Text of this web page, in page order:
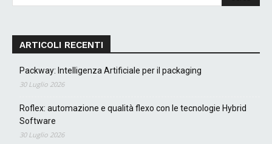
ARTICOLI RECENTI
Packway: Intelligenza Artificiale per il packaging
30 Luglio 2026
Roflex: automazione e qualità flexo con le tecnologie Hybrid
Software
30 Luglio 2026